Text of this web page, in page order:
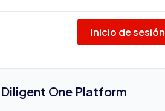
Inicio de sesión
Diligent One Platform